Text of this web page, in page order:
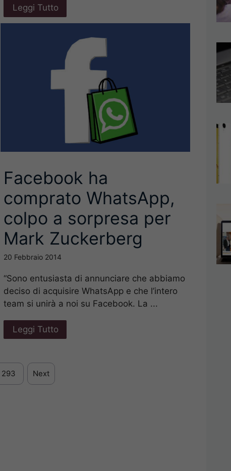
Leggi Tutto
Facebook ha
comprato WhatsApp,
colpo a sorpresa per
Mark Zuckerberg
20 Febbraio 2014
“Sono entusiasta di annunciare che abbiamo
deciso di acquisire WhatsApp e che l’intero
team si unirà a noi su Facebook. La ...
Leggi Tutto
293 Next